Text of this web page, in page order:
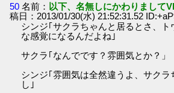
50 名前： 以下、名無しにかわりまして
稿日：2013/01/30(水) 21:52:31.52
シンジ｢サクラちゃんと居るとさ、ト
な感覚になるんだよね｣
サクラ｢なんでです？雰囲気とか？」
シンジ｢雰囲気は全然違うよ、サク
し｣